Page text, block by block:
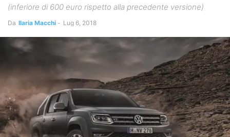
(inferiore di 600 euro rispetto alla precedente versione)
Da Ilaria Macchi - Lug 6, 2018